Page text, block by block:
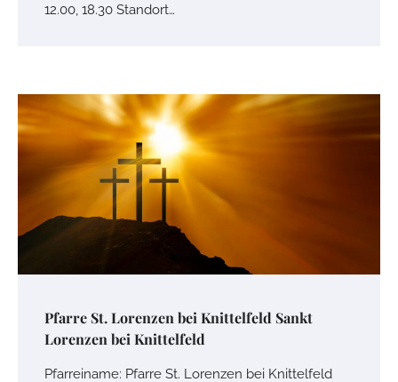
12.00, 18.30 Standort…
Pfarre St. Lorenzen bei Knittelfeld Sankt
Lorenzen bei Knittelfeld
Pfarreiname: Pfarre St. Lorenzen bei Knittelfeld